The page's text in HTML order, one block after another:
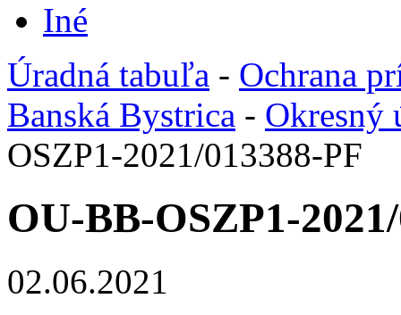
Iné
Úradná tabuľa - Ochrana
Banská Bystrica - Okresný
OSZP1-2021/013388-PF
OU-BB-OSZP1-
02.06.2021